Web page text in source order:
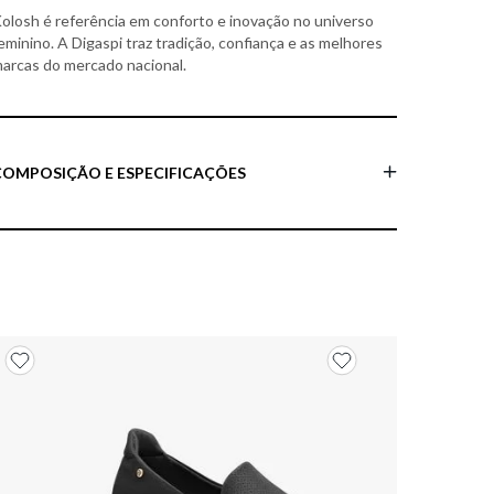
é referência em conforto e inovação no universo
A Digaspi traz tradição, confiança e as melhores
do mercado nacional.
E ESPECIFICAÇÕES